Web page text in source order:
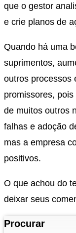
que o gestor
e crie planos de
Quando há uma
suprimentos,
outros processos
promissores,
de muitos outros
falhas e adoção
mas a empresa
positivos.
O que achou do
deixar seus
Procurar